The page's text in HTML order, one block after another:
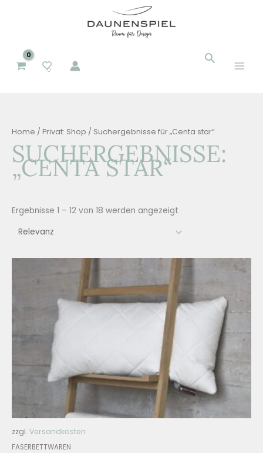
0
Suchen
Suchen
Home / Privat: Shop / Suchergebnisse für „Centa star“
SUCHERGEBNISSE:
„CENTA STAR“
Ergebnisse 1 – 12 von 18 werden angezeigt
zzgl. Versandkosten
FASERBETTWAREN